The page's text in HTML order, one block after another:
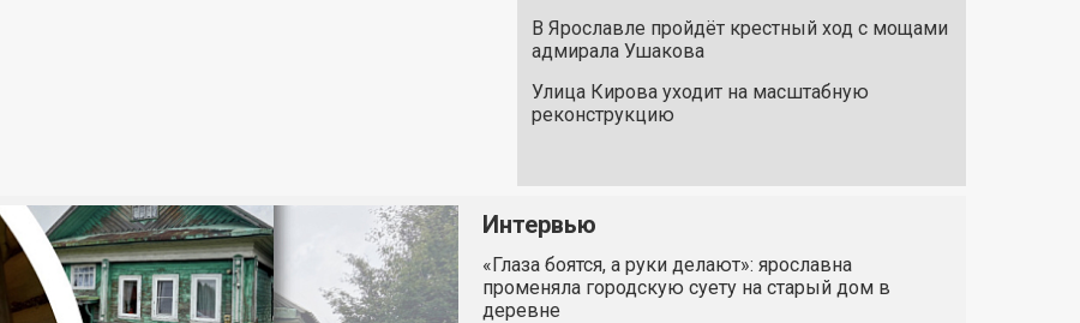
В Ярославле пройдёт крестный ход с мощами
адмирала Ушакова
Улица Кирова уходит на масштабную
реконструкцию
Интервью
«Глаза боятся, а руки делают»: ярославна
променяла городскую суету на старый дом в
деревне